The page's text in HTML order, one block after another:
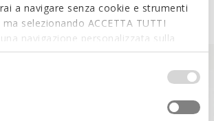
a navigare senza cookie e strumenti
selezionando ACCETTA TUTTI
navigazione personalizzata sulla
ed interessi. Selezionando
potrai anche scegliere quali cookies ed
autorizzare. Per maggiori
modificare in qualsiasi momento le
visita la nostra
Inspiration